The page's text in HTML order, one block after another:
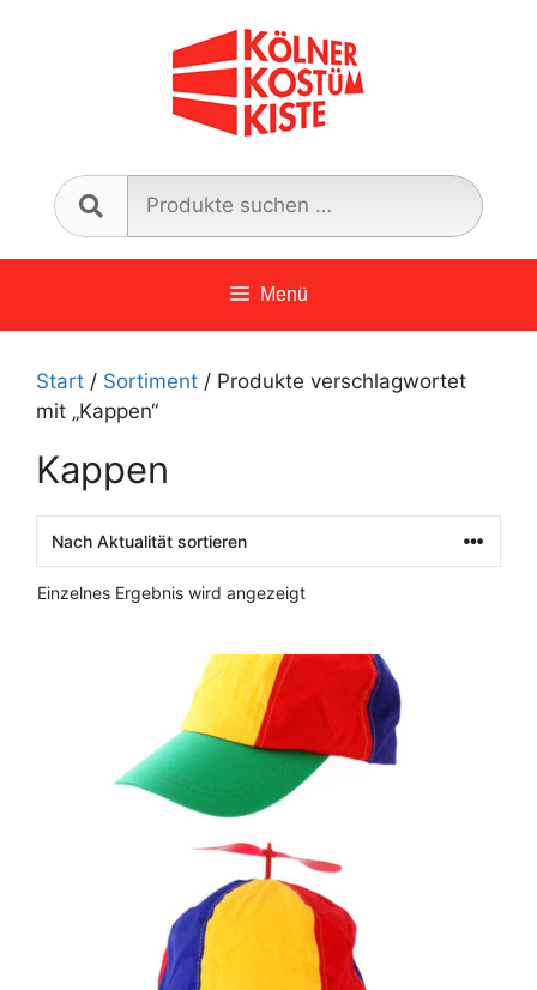
nach:
Menü
Start / Sortiment / Produkte verschlagwortet
mit „Kappen“
Kappen
Einzelnes Ergebnis wird angezeigt